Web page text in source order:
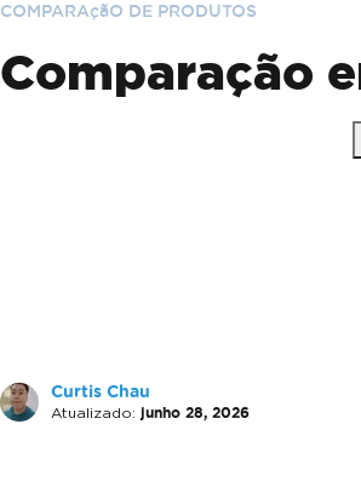
COMPARAçãO DE PRODUTOS
Comparação
Curtis Chau
Atualizado: junho 28, 2026